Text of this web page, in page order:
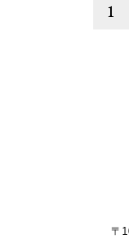
1
〒